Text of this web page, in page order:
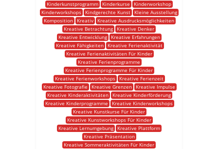
Kinderkunstprogramm
Kinderkurse
Kinderworkshop
Kinderworkshops
Kindgerechte Kunst
Kleine Ausstellung
Komposition
Kreativ
Kreative Ausdrucksmöglichkeiten
Kreative Betrachtung
Kreative Denker
Kreative Entwicklung
Kreative Erfahrungen
Kreative Fähigkeiten
Kreative Ferienaktivität
Kreative Ferienaktivitäten Für Kinder
Kreative Ferienprogramme
Kreative Ferienprogramme Für Kinder
Kreative Ferienworkshops
Kreative Ferienzeit
Kreative Fotografie
Kreative Grenzen
Kreative Impulse
Kreative Kinderaktivitäten
Kreative Kinderförderung
Kreative Kinderprogramme
Kreative Kinderworkshops
Kreative Kunstkurse Für Kinder
Kreative Kunstworkshops Für Kinder
Kreative Lernumgebung
Kreative Plattform
Kreative Präsentation
Kreative Sommeraktivitäten Für Kinder